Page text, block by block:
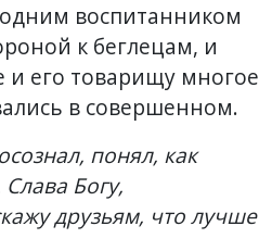
воспитанником
к беглецам, и
и его товарищу многое
в совершенном.
понял, как
Богу,
друзьям, что лучше